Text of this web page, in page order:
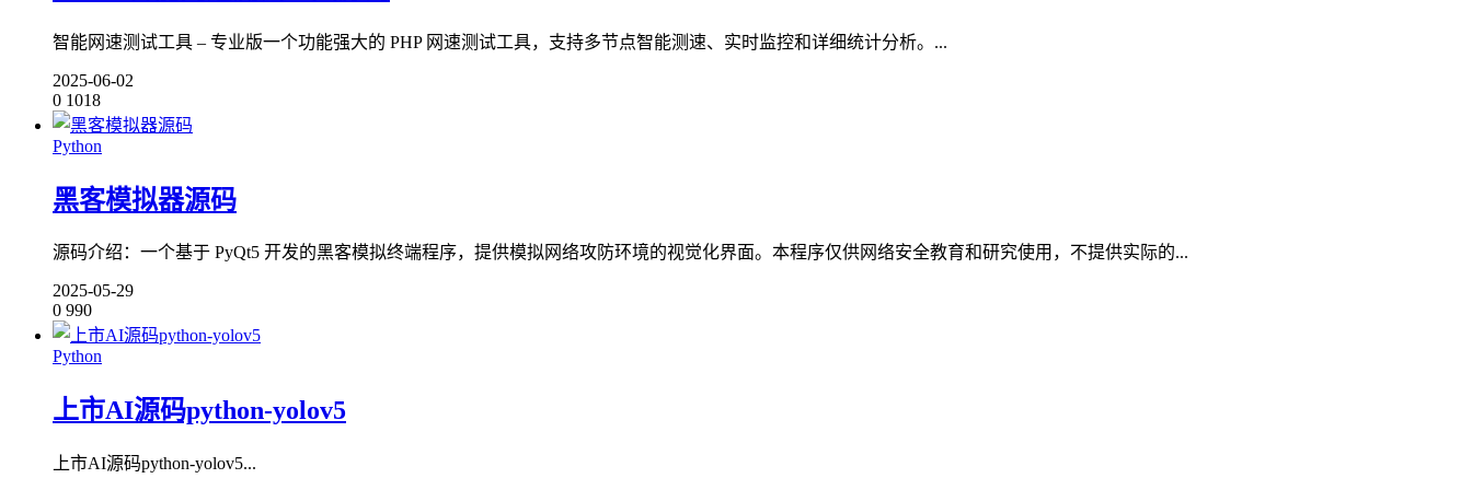
智能网速测试工具 – 专业版一个功能强大的 PHP 网速测试工具，支持多节点智能测速、实时监控和详细统计分析。...
2025-06-02
0 1018
Python
黑客模拟器源码
源码介绍：一个基于 PyQt5 开发的黑客模拟终端程序，提供模拟网络攻防环境的视觉化界面。本程序仅供网络安全教育和研究使用，不提供实际的...
2025-05-29
0 990
Python
上市AI源码python-yolov5
上市AI源码python-yolov5...